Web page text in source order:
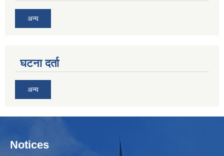
अन्य
घटना दर्ता
अन्य
Notices